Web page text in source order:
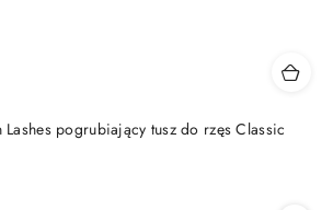
pogrubiający tusz do rzęs Classic